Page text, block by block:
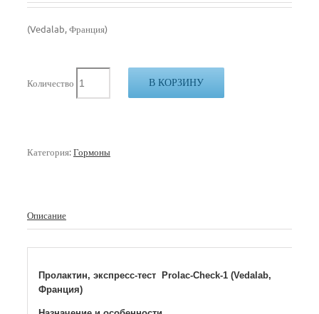
(Vedalab, Франция)
Количество В КОРЗИНУ
Категория:Гормоны
Описание
Пролактин, экспресс-тест Prolac-Check-1 (Vedalab,
Франция)